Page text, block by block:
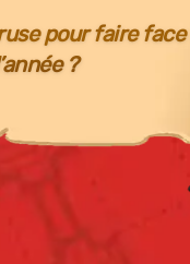
pour faire
?